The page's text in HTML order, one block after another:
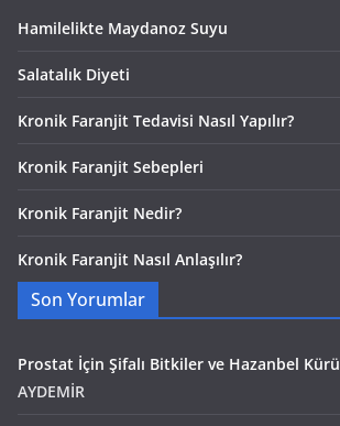
Hamilelikte Maydanoz Suyu
Salatalık Diyeti
Kronik Faranjit Tedavisi Nasıl Yapılır?
Kronik Faranjit Sebepleri
Kronik Faranjit Nedir?
Kronik Faranjit Nasıl Anlaşılır?
Son Yorumlar
Prostat İçin Şifalı Bitkiler ve Hazanbel Kürü
AYDEMİR